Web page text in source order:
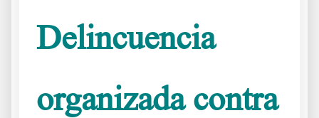
Delincuencia
organizada contra